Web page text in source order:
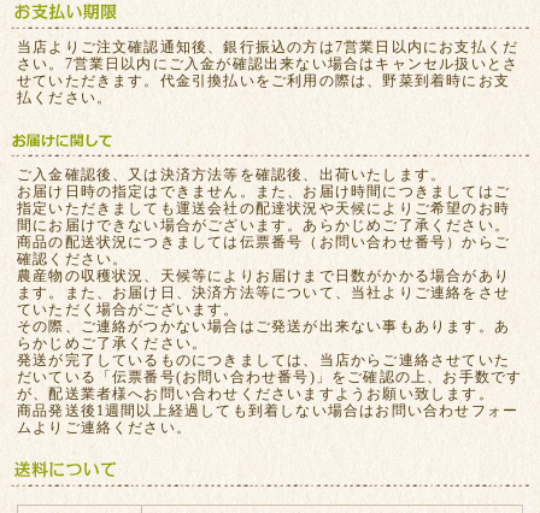
当店よりご注文確認通知後、銀行振込の方は7営業日以内にお支払くだ
さい。7営業日以内にご入金が確認出来ない場合はキャンセル扱いとさ
せていただきます。代金引換払いをご利用の際は、野菜到着時にお支
払ください。
ご入金確認後、又は決済方法等を確認後、出荷いたします。
お届け日時の指定はできません。また、お届け時間につきましてはご
指定いただきましても運送会社の配達状況や天候によりご希望のお時
間にお届けできない場合がございます。あらかじめご了承ください。
商品の配送状況につきましては伝票番号（お問い合わせ番号）からご
確認ください。
農産物の収穫状況、天候等によりお届けまで日数がかかる場合があり
ます。また、お届け日、決済方法等について、当社よりご連絡をさせ
ていただく場合がございます。
その際、ご連絡がつかない場合はご発送が出来ない事もあります。あ
らかじめご了承ください。
発送が完了しているものにつきましては、当店からご連絡させていた
だいている「伝票番号(お問い合わせ番号)」をご確認の上、お手数です
が、配送業者様へお問い合わせくださいますようお願い致します。
商品発送後1週間以上経過しても到着しない場合はお問い合わせフォー
ムよりご連絡ください。